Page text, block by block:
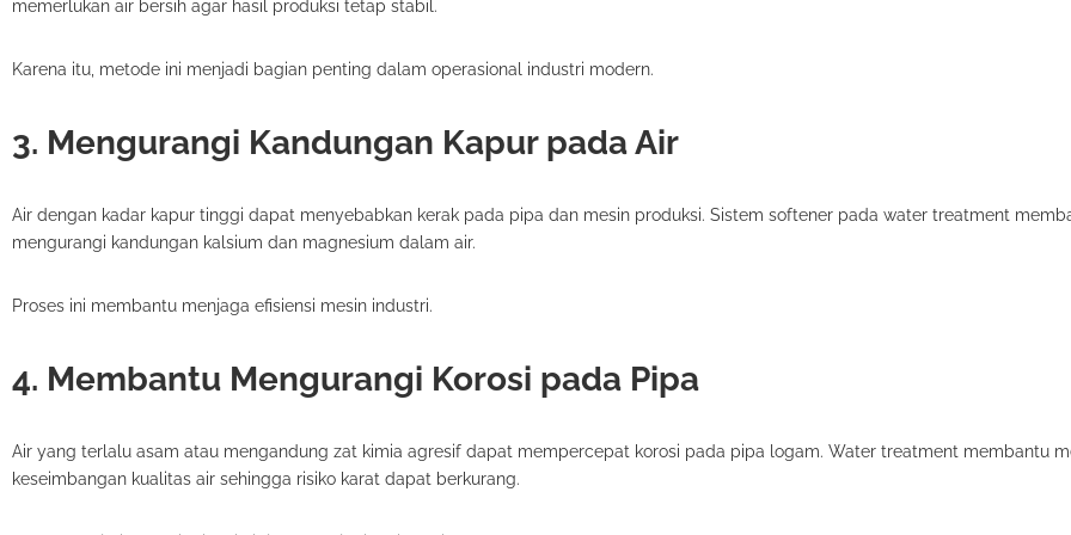
memerlukan air bersih agar hasil produksi tetap stabil.
Karena itu, metode ini menjadi bagian penting dalam operasional industri modern.
3. Mengurangi Kandungan Kapur pada Air
Air dengan kadar kapur tinggi dapat menyebabkan kerak pada pipa dan mesin produksi. Sistem softener pada water treatment
mengurangi kandungan kalsium dan magnesium dalam air.
Proses ini membantu menjaga efisiensi mesin industri.
4. Membantu Mengurangi Korosi pada Pipa
Air yang terlalu asam atau mengandung zat kimia agresif dapat mempercepat korosi pada pipa logam. Water treatment membantu
keseimbangan kualitas air sehingga risiko karat dapat berkurang.